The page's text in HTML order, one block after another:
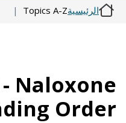
الرئيسيةTopics A-Z
- Naloxone
Order